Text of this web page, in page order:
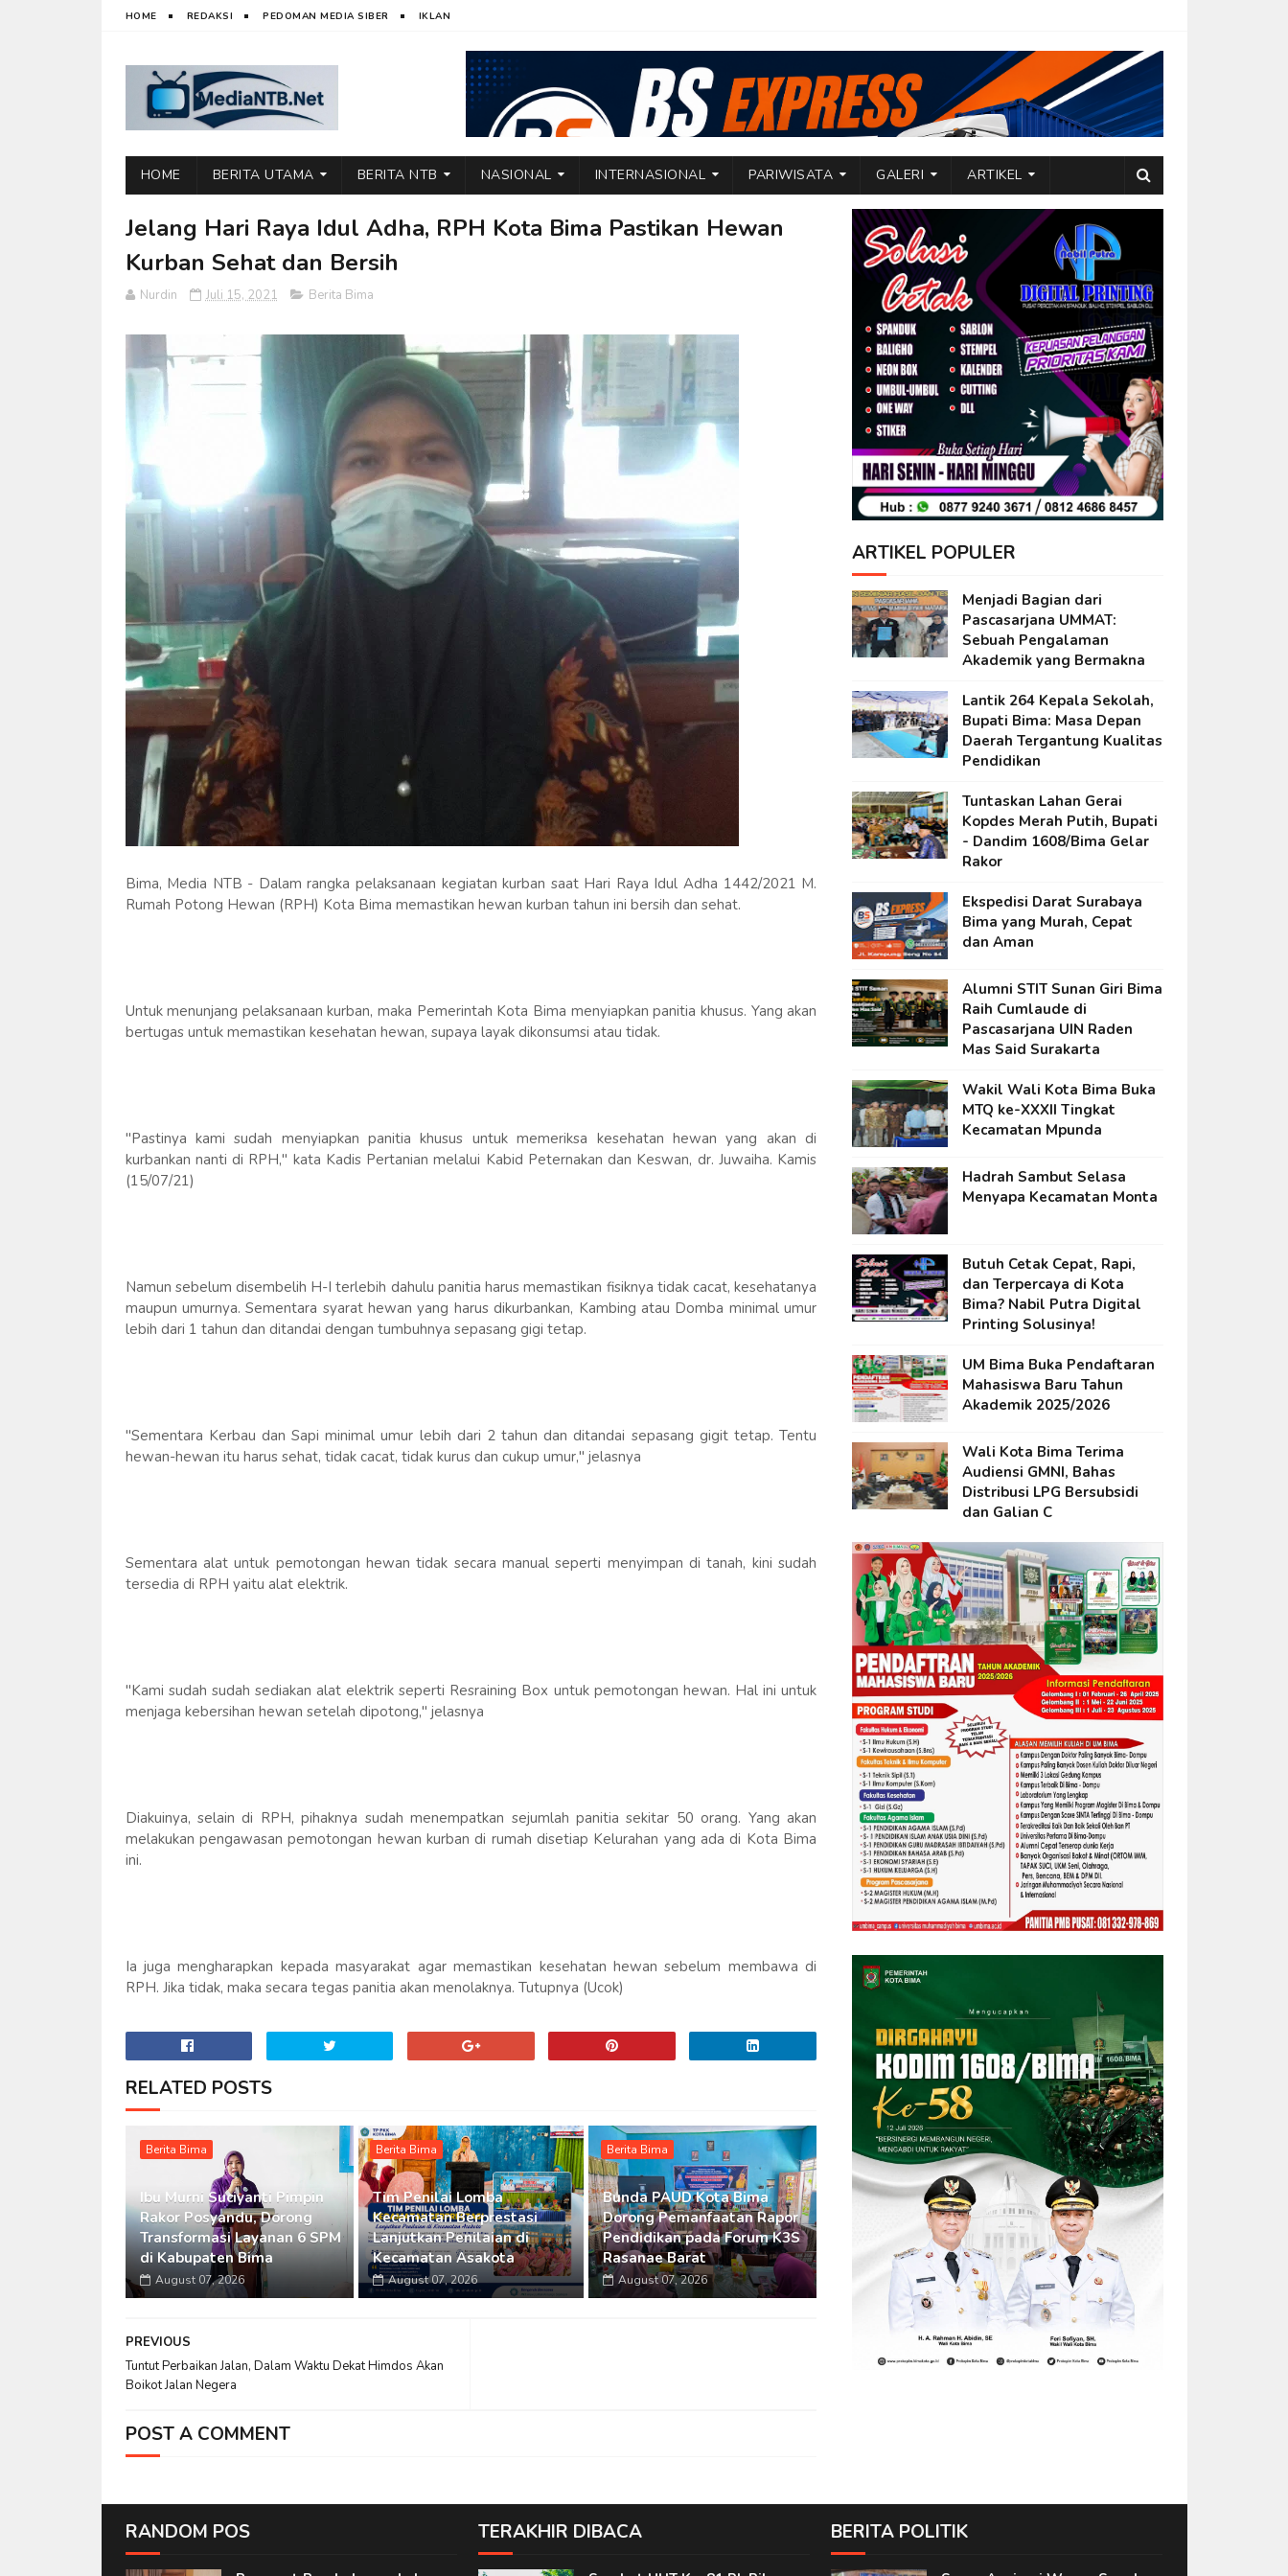
HOME REDAKSI PEDOMAN MEDIA SIBER IKLAN
HOME BERITA UTAMA BERITA NTB NASIONAL INTERNASIONAL PARIWISATA GALERI ARTIKEL
Jelang Hari Raya Idul Adha, RPH Kota Bima Pastikan Hewan
Kurban Sehat dan Bersih
Nurdin Juli 15, 2021 Berita Bima
Bima, Media NTB - Dalam rangka pelaksanaan kegiatan kurban saat Hari Raya Idul Adha 1442/2021 M.
Rumah Potong Hewan (RPH) Kota Bima memastikan hewan kurban tahun ini bersih dan sehat.
Untuk menunjang pelaksanaan kurban, maka Pemerintah Kota Bima menyiapkan panitia khusus. Yang akan
bertugas untuk memastikan kesehatan hewan, supaya layak dikonsumsi atau tidak.
"Pastinya kami sudah menyiapkan panitia khusus untuk memeriksa kesehatan hewan yang akan di
kurbankan nanti di RPH," kata Kadis Pertanian melalui Kabid Peternakan dan Keswan, dr. Juwaiha. Kamis
(15/07/21)
Namun sebelum disembelih H-I terlebih dahulu panitia harus memastikan fisiknya tidak cacat, kesehatanya
maupun umurnya. Sementara syarat hewan yang harus dikurbankan, Kambing atau Domba minimal umur
lebih dari 1 tahun dan ditandai dengan tumbuhnya sepasang gigi tetap.
"Sementara Kerbau dan Sapi minimal umur lebih dari 2 tahun dan ditandai sepasang gigit tetap. Tentu
hewan-hewan itu harus sehat, tidak cacat, tidak kurus dan cukup umur," jelasnya
Sementara alat untuk pemotongan hewan tidak secara manual seperti menyimpan di tanah, kini sudah
tersedia di RPH yaitu alat elektrik.
"Kami sudah sudah sediakan alat elektrik seperti Resraining Box untuk pemotongan hewan. Hal ini untuk
menjaga kebersihan hewan setelah dipotong," jelasnya
Diakuinya, selain di RPH, pihaknya sudah menempatkan sejumlah panitia sekitar 50 orang. Yang akan
melakukan pengawasan pemotongan hewan kurban di rumah disetiap Kelurahan yang ada di Kota Bima
ini.
Ia juga mengharapkan kepada masyarakat agar memastikan kesehatan hewan sebelum membawa di
RPH. Jika tidak, maka secara tegas panitia akan menolaknya. Tutupnya (Ucok)
RELATED POSTS
Berita Bima
Ibu Murni Suciyanti Pimpin
Rakor Posyandu, Dorong
Transformasi Layanan 6 SPM
di Kabupaten Bima
August 07, 2026
Berita Bima
Tim Penilai Lomba
Kecamatan Berprestasi
Lanjutkan Penilaian di
Kecamatan Asakota
August 07, 2026
Berita Bima
Bunda PAUD Kota Bima
Dorong Pemanfaatan Rapor
Pendidikan pada Forum K3S
Rasanae Barat
August 07, 2026
PREVIOUS
Tuntut Perbaikan Jalan, Dalam Waktu Dekat Himdos Akan
Boikot Jalan Negera
POST A COMMENT
ARTIKEL POPULER
Menjadi Bagian dari
Pascasarjana UMMAT:
Sebuah Pengalaman
Akademik yang Bermakna
Lantik 264 Kepala Sekolah,
Bupati Bima: Masa Depan
Daerah Tergantung Kualitas
Pendidikan
Tuntaskan Lahan Gerai
Kopdes Merah Putih, Bupati
- Dandim 1608/Bima Gelar
Rakor
Ekspedisi Darat Surabaya
Bima yang Murah, Cepat
dan Aman
Alumni STIT Sunan Giri Bima
Raih Cumlaude di
Pascasarjana UIN Raden
Mas Said Surakarta
Wakil Wali Kota Bima Buka
MTQ ke-XXXII Tingkat
Kecamatan Mpunda
Hadrah Sambut Selasa
Menyapa Kecamatan Monta
Butuh Cetak Cepat, Rapi,
dan Terpercaya di Kota
Bima? Nabil Putra Digital
Printing Solusinya!
UM Bima Buka Pendaftaran
Mahasiswa Baru Tahun
Akademik 2025/2026
Wali Kota Bima Terima
Audiensi GMNI, Bahas
Distribusi LPG Bersubsidi
dan Galian C
RANDOM POS TERAKHIR DIBACA BERITA POLITIK